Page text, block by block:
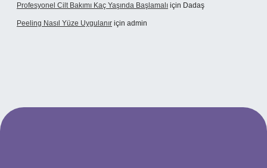
Profesyonel Cilt Bakımı Kaç Yaşında Başlamalı için Dadaş
Peeling Nasıl Yüze Uygulanır için admin